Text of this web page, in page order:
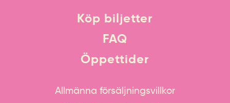
Köp biljetter
FAQ
Öppettider
Allmänna försäljningsvillkor